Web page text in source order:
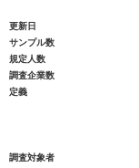
更新日
サンプル数
規定人数
調査企業数
定義
調査対象者